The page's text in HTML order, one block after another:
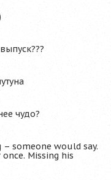
чудо?
someone would say.
Missing his